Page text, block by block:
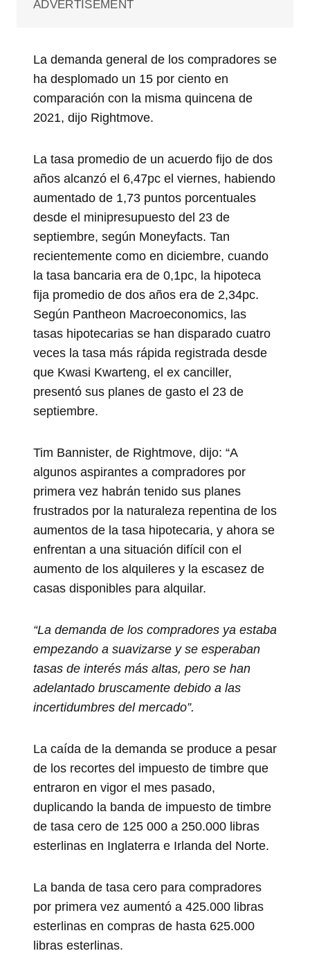
ADVERTISEMENT
La demanda general de los compradores se
ha desplomado un 15 por ciento en
comparación con la misma quincena de
2021, dijo Rightmove.
La tasa promedio de un acuerdo fijo de dos
años alcanzó el 6,47pc el viernes, habiendo
aumentado de 1,73 puntos porcentuales
desde el minipresupuesto del 23 de
septiembre, según Moneyfacts. Tan
recientemente como en diciembre, cuando
la tasa bancaria era de 0,1pc, la hipoteca
fija promedio de dos años era de 2,34pc.
Según Pantheon Macroeconomics, las
tasas hipotecarias se han disparado cuatro
veces la tasa más rápida registrada desde
que Kwasi Kwarteng, el ex canciller,
presentó sus planes de gasto el 23 de
septiembre.
Tim Bannister, de Rightmove, dijo: “A
algunos aspirantes a compradores por
primera vez habrán tenido sus planes
frustrados por la naturaleza repentina de los
aumentos de la tasa hipotecaria, y ahora se
enfrentan a una situación difícil con el
aumento de los alquileres y la escasez de
casas disponibles para alquilar.
“La demanda de los compradores ya estaba
empezando a suavizarse y se esperaban
tasas de interés más altas, pero se han
adelantado bruscamente debido a las
incertidumbres del mercado”.
La caída de la demanda se produce a pesar
de los recortes del impuesto de timbre que
entraron en vigor el mes pasado,
duplicando la banda de impuesto de timbre
de tasa cero de 125 000 a 250.000 libras
esterlinas en Inglaterra e Irlanda del Norte.
La banda de tasa cero para compradores
por primera vez aumentó a 425.000 libras
esterlinas en compras de hasta 625.000
libras esterlinas.